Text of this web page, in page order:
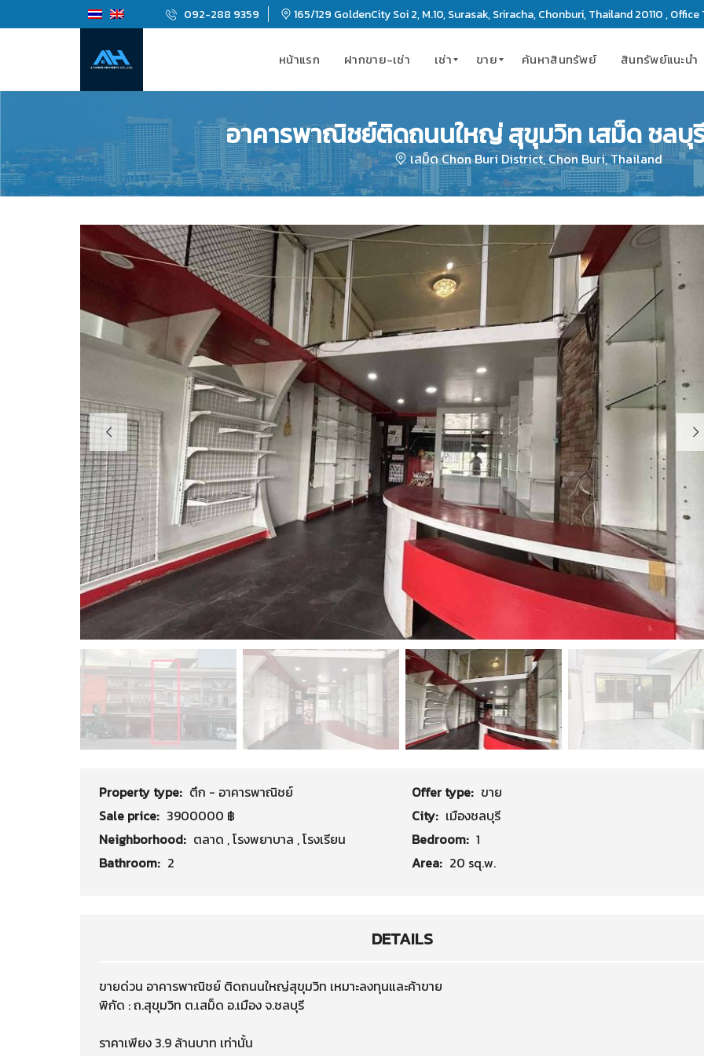
092-288 9359 165/129 GoldenCity Soi 2, M.10, Surasak, Sriracha, Chonburi, Thailand 20110 , Office
หน้าแรก ฝากขาย-เช่า เช่า
ค
อ
น
โ
มิ
นี
ย
ม
ซ
อ
ส
อ
พ
า
ร์
ท
เ
ม้
น
ท์
น
ขาย
ค
อ
น
โ
มิ
เ
นี
ย
ม
ที่
บ้
า
น
ค้นหาสินทรัพย์ สินทรัพย์แนะนำ
อาคารพาณิชย์ติดถนนใหญ่ สุขุมวิท เสม็ด ชลบุรี
เสม็ด Chon Buri District, Chon Buri, Thailand
Property type: ตึก - อาคารพาณิชย์ Offer type: ขาย
Sale price: 3900000 ฿ City: เมืองชลบุรี
Neighborhood: ตลาด ,โรงพยาบาล ,โรงเรียน Bedroom: 1
Bathroom: 2 Area: 20 sq.w.
DETAILS
ขายด่วน อาคารพาณิชย์ ติดถนนใหญ่สุขุมวิท เหมาะลงทุนและค้าขาย
พิกัด : ถ.สุขุมวิท ต.เสม็ด อ.เมือง จ.ชลบุรี
ราคาเพียง 3.9 ล้านบาท เท่านั้น